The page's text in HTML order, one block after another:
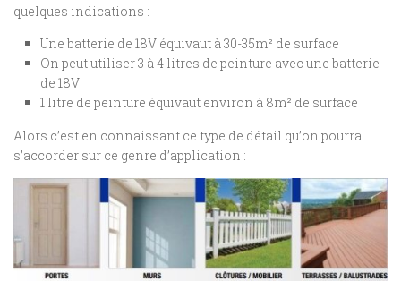
quelques indications :
Une batterie de 18V équivaut à 30-35m² de surface
On peut utiliser 3 à 4 litres de peinture avec une batterie
de 18V
1 litre de peinture équivaut environ à 8m² de surface
Alors c’est en connaissant ce type de détail qu’on pourra
s’accorder sur ce genre d’application :